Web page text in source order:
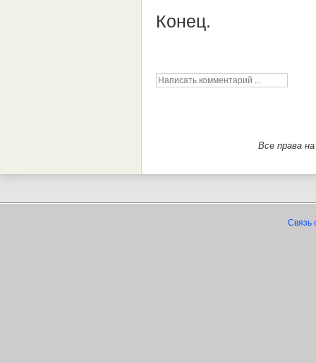
Конец.
Все права
Связь